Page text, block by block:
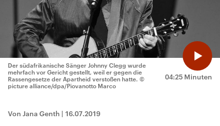
04:25 Minuten
Der südafrikanische Sänger Johnny Clegg wurde
mehrfach vor Gericht gestellt, weil er gegen die
Rassengesetze der Apartheid verstoßen hatte. ©
picture alliance/dpa/Piovanotto Marco
Von Jana Genth | 16.07.2019